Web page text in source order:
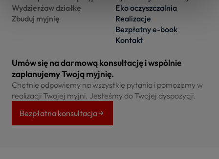
Wydzierżaw działkę
Zbuduj myjnię
Eko oczyszczalnia
Realizacje
Bezpłatny e-book
Kontakt
Umów się na darmową konsultację i wspólnie
zaplanujemy Twoją myjnię.
Chętnie odpowiemy na wszystkie pytania i pomożemy w
realizacji Twojej myjni. Jesteśmy do Twojej dyspozycji.
Bezpłatna konsultacja